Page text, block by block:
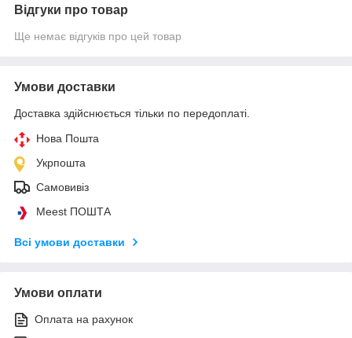
Відгуки про товар
Ще немає відгуків про цей товар
Умови доставки
Доставка здійснюється тільки по передоплаті.
Нова Пошта
Укрпошта
Самовивіз
Meest ПОШТА
Всі умови доставки
Умови оплати
Оплата на рахунок